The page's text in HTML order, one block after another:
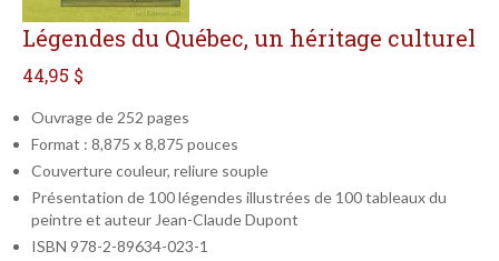
Légendes du Québec, un héritage culturel
44,95 $
Ouvrage de 252 pages
Format : 8,875 x 8,875 pouces
Couverture couleur, reliure souple
Présentation de 100 légendes illustrées de 100 tableaux du
peintre et auteur Jean-Claude Dupont
ISBN 978-2-89634-023-1